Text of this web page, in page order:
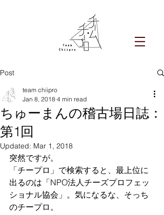
Post
ちゅーまんの稽古場日誌：
第1回
team chiipro
Jan 8, 2018 4 min read
Updated: Mar 1, 2018
突然ですが。
「チープロ」で検索すると、最上位に
出るのは「NPO法人チーズプロフェッ
ショナル協会」。気になるな、そっち
のチープロ。